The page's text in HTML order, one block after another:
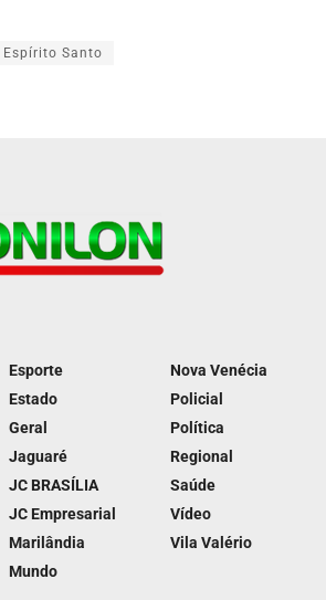
Espírito Santo
Esporte
Estado
Geral
Jaguaré
JC BRASÍLIA
JC Empresarial
Marilândia
Mundo
Nova Venécia
Policial
Política
Regional
Saúde
Vídeo
Vila Valério